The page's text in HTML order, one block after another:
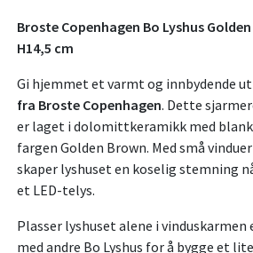
Broste Copenhagen Bo Lyshus Golden
H14,5 cm
Gi hjemmet et varmt og innbydende
fra Broste Copenhagen. Dette
er laget i dolomittkeramikk med
fargen Golden Brown. Med små
skaper lyshuset en koselig stemning
et LED-telys.
Plasser lyshuset alene i
med andre Bo Lyshus for å bygge et